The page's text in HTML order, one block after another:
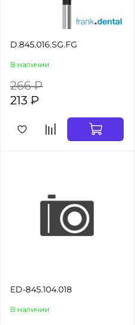
D.845.016.SG.FG
В наличии
266 ₽
213 ₽
ED-845.104.018
В наличии